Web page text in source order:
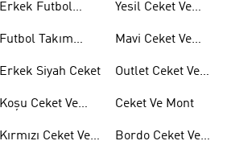
Erkek Futbol
Futbol Takım
Erkek Siyah Ceket
Koşu Ceket Ve
Kırmızı Ceket Ve
Yesil Ceket Ve
Mavi Ceket Ve
Outlet Ceket Ve
Ceket Ve Mont
Bordo Ceket Ve